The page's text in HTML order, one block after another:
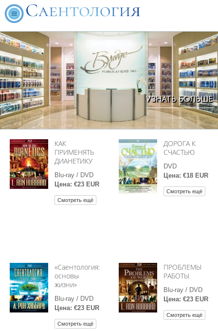
УЗНАТЬ БОЛЬШЕ
КАК
ПРИМЕНЯТЬ
ДИАНЕТИКУ
Blu-ray / DVD
Цена: €23 EUR
Смотреть ещё
ДОРОГА К
СЧАСТЬЮ
DVD
Цена: €18 EUR
Смотреть ещё
«Саентология:
основы
жизни»
Blu-ray / DVD
Цена: €23 EUR
Смотреть ещё
ПРОБЛЕМЫ
РАБОТЫ
Blu-ray / DVD
Цена: €23 EUR
Смотреть ещё